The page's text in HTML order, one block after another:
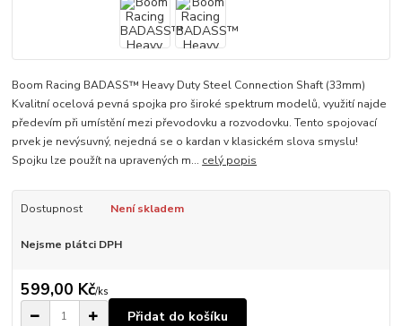
Boom Racing BADASS™ Heavy Duty Steel Connection Shaft (33mm)
Kvalitní ocelová pevná spojka pro široké spektrum modelů, využití najde
předevím při umístění mezi převodovku a rozvodovku. Tento spojovací
prvek je nevýsuvný, nejedná se o kardan v klasickém slova smyslu!
Spojku lze použít na upravených m... celý popis
Dostupnost Není skladem
Nejsme plátci DPH
599,00 Kč/ks
Přidat do košíku